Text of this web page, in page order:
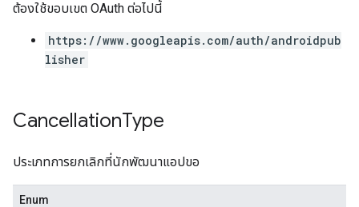
ต้องใช้ขอบเขต OAuth ต่อไปนี้
https://www.googleapis.com/auth/androidpub
lisher
CancellationType
ประเภทการยกเลิกที่นักพัฒนาแอปขอ
Enum